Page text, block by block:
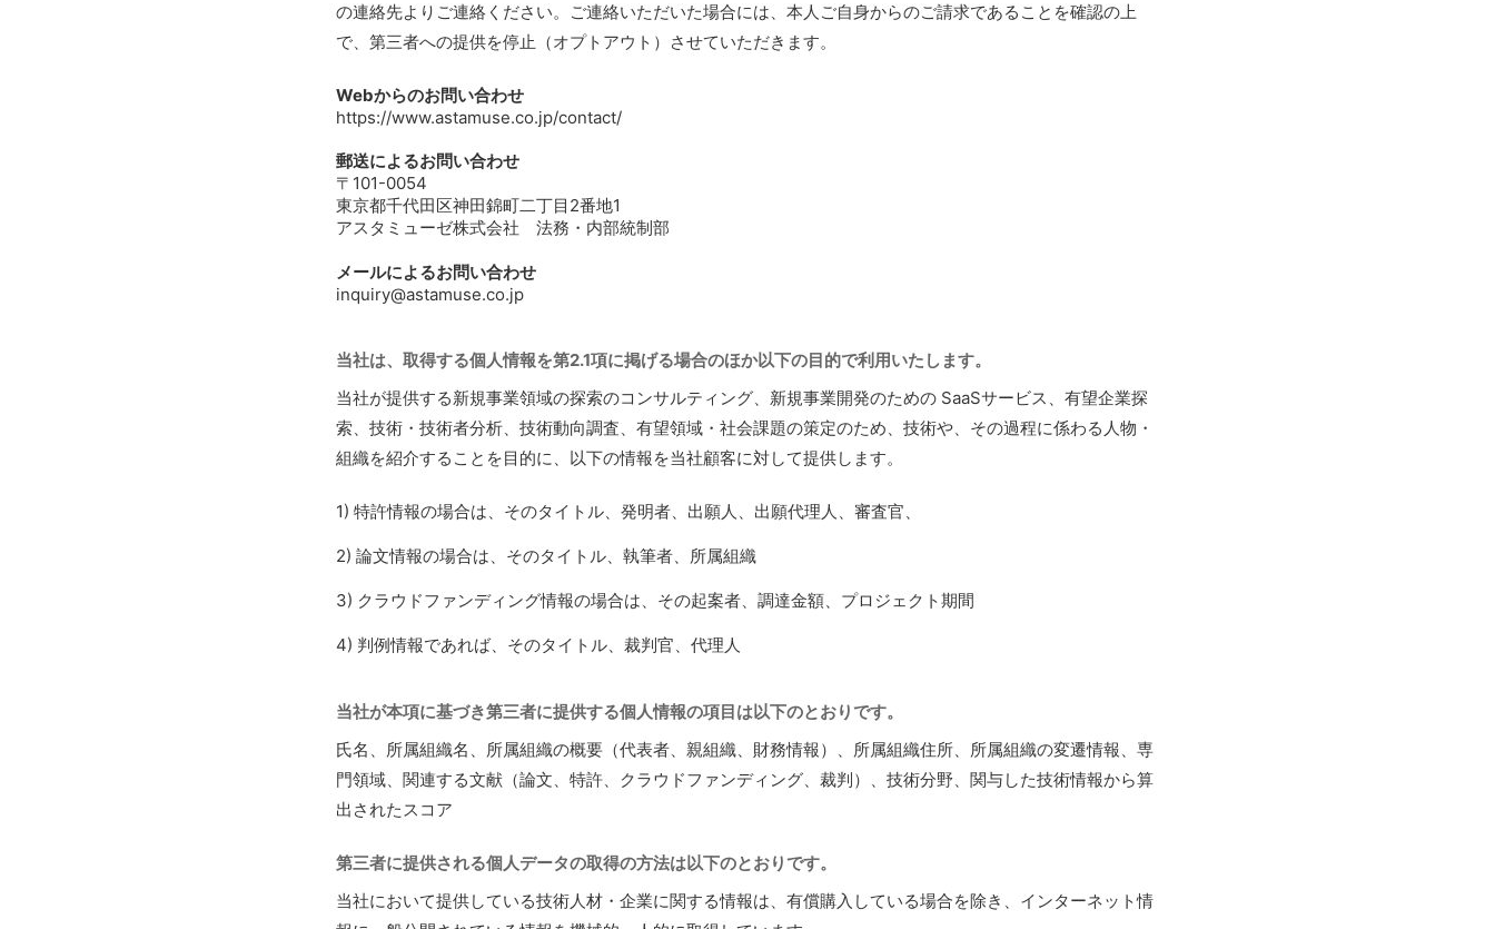
の連絡先よりご連絡ください。ご連絡いただいた場合には、本人ご自身からのご請求であることを確認の上
で、第三者への提供を停止（オプトアウト）させていただきます。
Webからのお問い合わせ
https://www.astamuse.co.jp/contact/
郵送によるお問い合わせ
〒101-0054
東京都千代田区神田錦町二丁目2番地1
アスタミューゼ株式会社 法務・内部統制部
メールによるお問い合わせ
inquiry@astamuse.co.jp
当社は、取得する個人情報を第2.1項に掲げる場合のほか以下の目的で利用いたします。
当社が提供する新規事業領域の探索のコンサルティング、新規事業開発のための SaaSサービス、有望企業探
索、技術・技術者分析、技術動向調査、有望領域・社会課題の策定のため、技術や、その過程に係わる人物・
組織を紹介することを目的に、以下の情報を当社顧客に対して提供します。
特許情報の場合は、そのタイトル、発明者、出願人、出願代理人、審査官、
論文情報の場合は、そのタイトル、執筆者、所属組織
クラウドファンディング情報の場合は、その起案者、調達金額、プロジェクト期間
判例情報であれば、そのタイトル、裁判官、代理人
当社が本項に基づき第三者に提供する個人情報の項目は以下のとおりです。
氏名、所属組織名、所属組織の概要（代表者、親組織、財務情報）、所属組織住所、所属組織の変遷情報、専
門領域、関連する文献（論文、特許、クラウドファンディング、裁判）、技術分野、関与した技術情報から算
出されたスコア
第三者に提供される個人データの取得の方法は以下のとおりです。
当社において提供している技術人材・企業に関する情報は、有償購入している場合を除き、インターネット情